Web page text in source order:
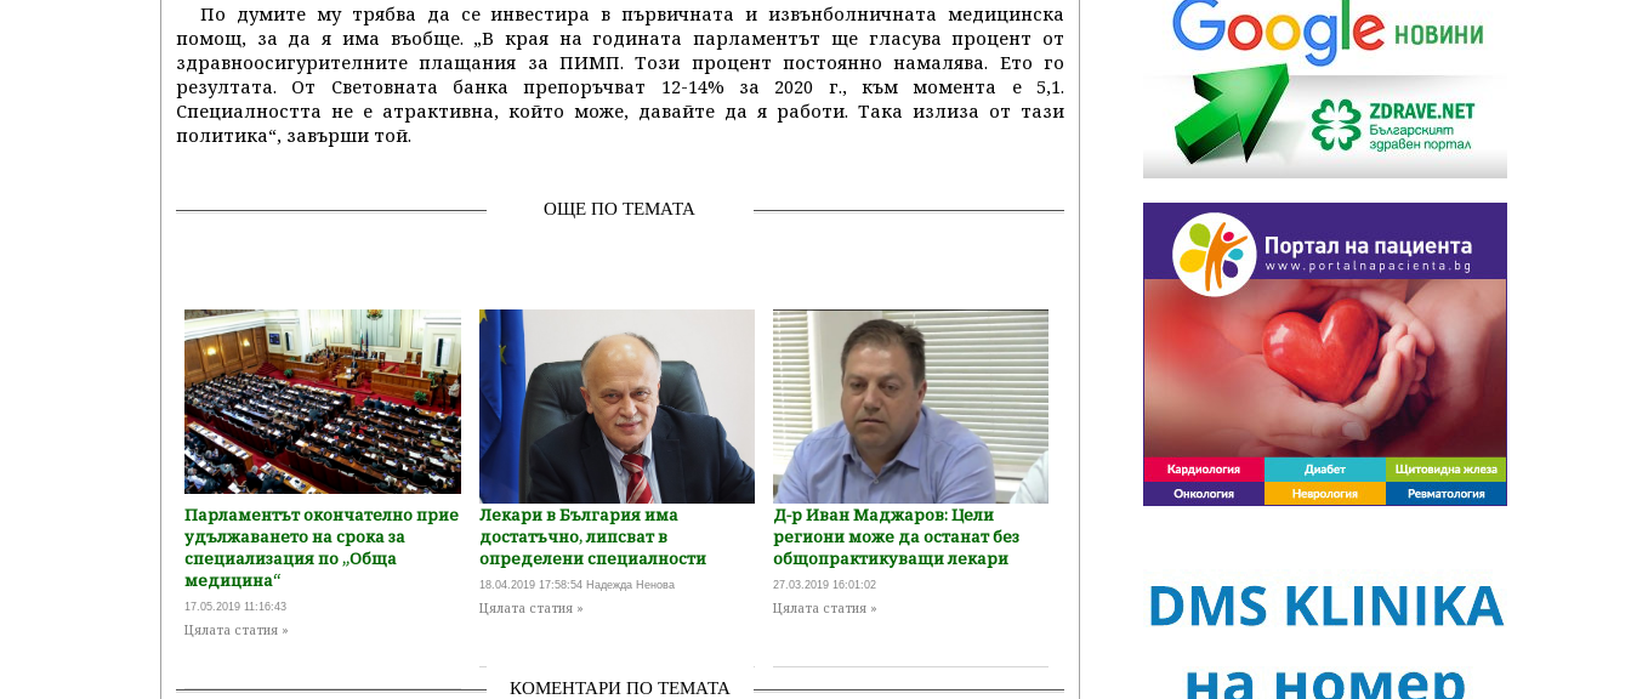
По думите му трябва да се инвестира в първичната и извънболничната медицинска
помощ, за да я има въобще. „В края на годината парламентът ще гласува процент от
здравноосигурителните плащания за ПИМП. Този процент постоянно намалява. Ето го
резултата. От Световната банка препоръчват 12-14% за 2020 г., към момента е 5,1.
Специалността не е атрактивна, който може, давайте да я работи. Така излиза от тази
политика“, завърши той.
ОЩЕ ПО ТЕМАТА
Парламентът окончателно прие
удължаването на срока за
специализация по „Обща
медицина“
17.05.2019 11:16:43
Цялата статия »
Лекари в България има
достатъчно, липсват в
определени специалности
18.04.2019 17:58:54 Надежда Ненова
Цялата статия »
Д-р Иван Маджаров: Цели
региони може да останат без
общопрактикуващи лекари
27.03.2019 16:01:02
Цялата статия »
КОМЕНТАРИ ПО ТЕМАТА